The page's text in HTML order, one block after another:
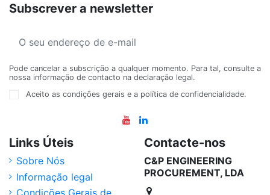
Subscrever a newsletter
Pode cancelar a subscrição a qualquer momento. Para tal, consulte a
nossa informação de contacto na declaração legal.
Aceito as condições gerais e a política de confidencialidade.
Links Úteis
Sobre Nós
Informação legal
Contacte-nos
C&P ENGINEERING
PROCUREMENT, LDA